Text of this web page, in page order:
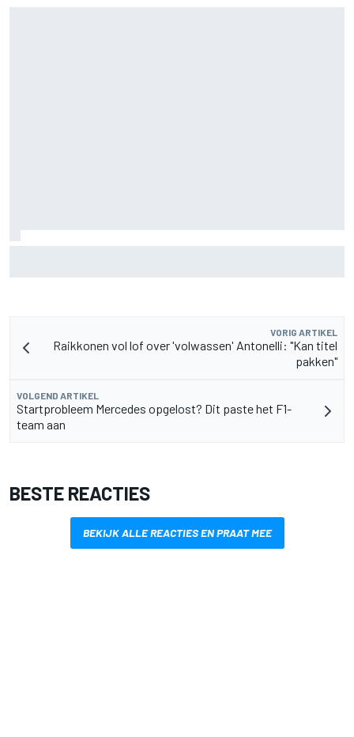
VORIG ARTIKEL
Raikkonen vol lof over 'volwassen' Antonelli: "Kan titel
pakken"
VOLGEND ARTIKEL
Startprobleem Mercedes opgelost? Dit paste het F1-
team aan
BESTE REACTIES
BEKIJK ALLE REACTIES EN PRAAT MEE